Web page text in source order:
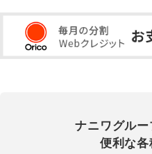
ナニワグル
便利な各